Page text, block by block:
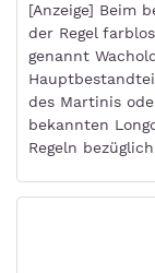
[Anzeige] Beim
der Regel
genannt
des Martinis
bekannten
Regeln bezüglich